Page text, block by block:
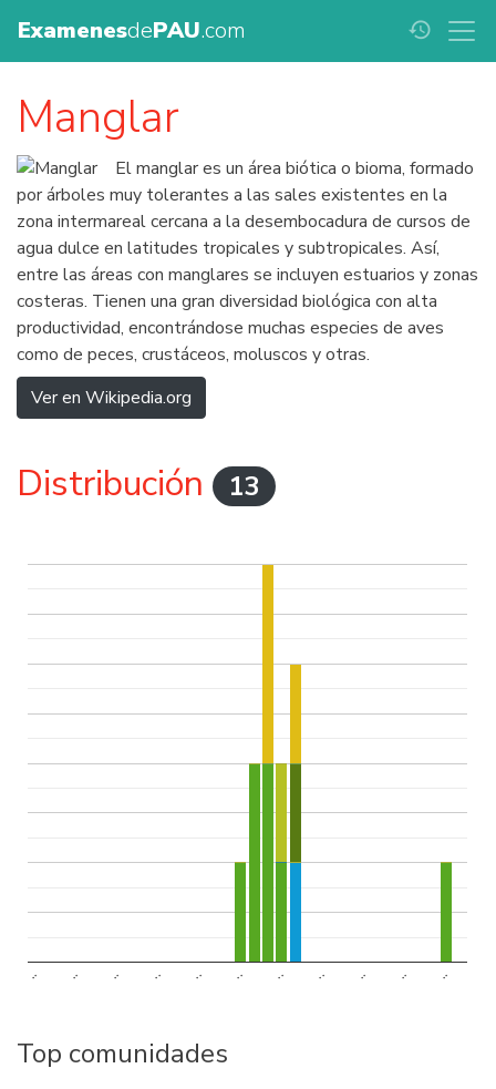
ExamenesdePAU.com history
Manglar
El manglar es un área biótica o bioma, formado
por árboles muy tolerantes a las sales existentes en la
zona intermareal cercana a la desembocadura de cursos de
agua dulce en latitudes tropicales y subtropicales. Así,
entre las áreas con manglares se incluyen estuarios y zonas
costeras. Tienen una gran diversidad biológica con alta
productividad, encontrándose muchas especies de aves
como de peces, crustáceos, moluscos y otras.
Ver en Wikipedia.org
Distribución 13
.. .. .. .. .. .. .. .. .. .. ..
Top comunidades